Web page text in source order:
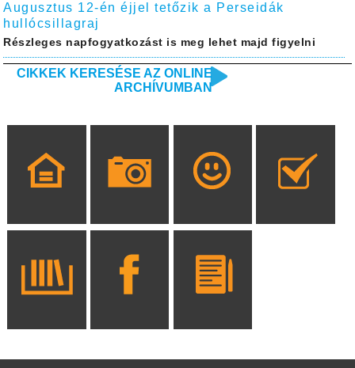
Augusztus 12-én éjjel tetőzik a Perseidák
hullócsillagraj
Részleges napfogyatkozást is meg lehet majd figyelni
CIKKEK KERESÉSE AZ ONLINE
ARCHÍVUMBAN